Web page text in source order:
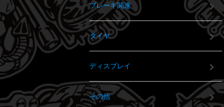
ブレーキ関連
タイヤ
ディスプレイ
その他